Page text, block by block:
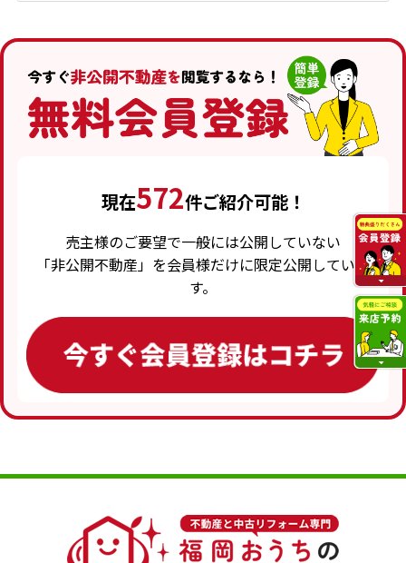
現在572件ご紹介可能！
売主様のご要望で一般には公開していない
「非公開不動産」を会員様だけに限定公開していま
す。